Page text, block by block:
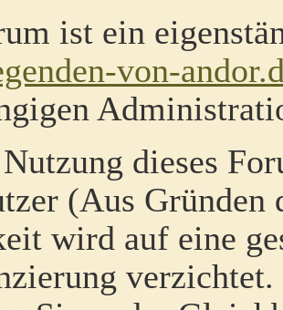
ist ein
von-
dieses
(Aus Gründen
wird auf eine